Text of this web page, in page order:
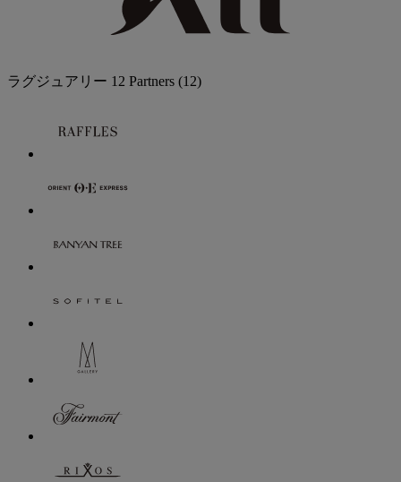
ラグジュアリー 12 Partners (12)